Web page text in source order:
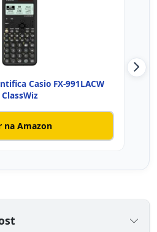
Casio FX-991LACW
ClassWiz
na Amazon